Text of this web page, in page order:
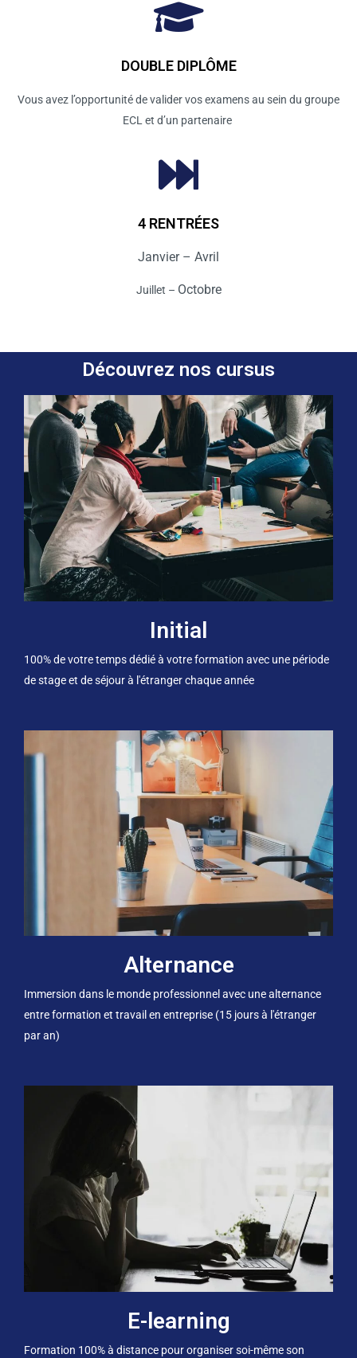
DOUBLE DIPLÔME
Vous avez l’opportunité de valider vos examens au sein du groupe
ECL et d’un partenaire
4 RENTRÉES
Janvier – Avril
Juillet – Octobre
Découvrez nos cursus
Initial
100% de votre temps dédié à votre formation avec une période
de stage et de séjour à l'étranger chaque année
Alternance
Immersion dans le monde professionnel avec une alternance
entre formation et travail en entreprise (15 jours à l'étranger
par an)
E-learning
Formation 100% à distance pour organiser soi-même son